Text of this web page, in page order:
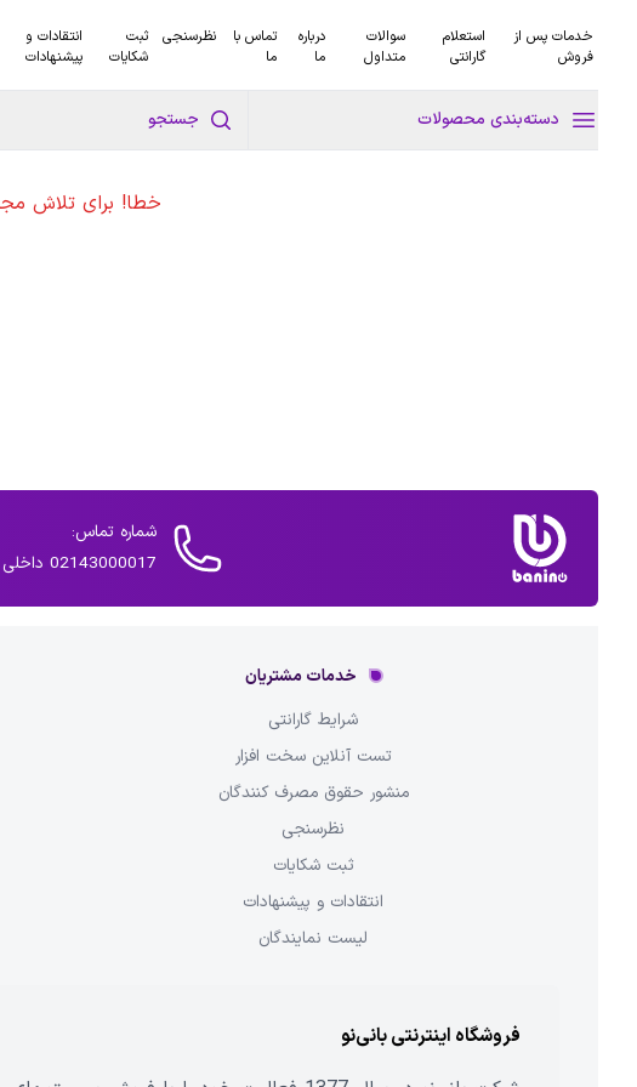
خدمات پس از
فروش
استعلام
گارانتی
سوالات
متداول
درباره
ما
تماس با
ما
نظرسنجی
ثبت
شکایات
انتقادات و
پیشنهادات
دسته‌بندی محصولات جستجو
خطا! برای تلاش
شماره تماس:
02143000017 داخلی 2
خدمات مشتریان
شرایط گارانتی
تست آنلاین سخت افزار
منشور حقوق مصرف کنندگان
نظرسنجی
ثبت شکایات
انتقادات و پیشنهادات
لیست نمایندگان
فروشگاه اینترنتی بانی‌نو